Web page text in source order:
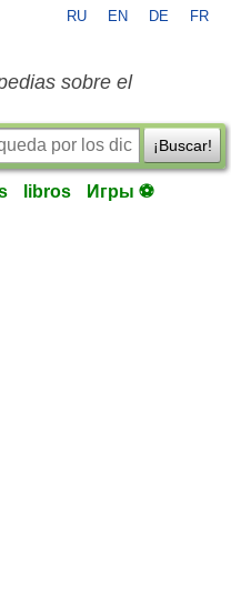
RU EN DE FR
sobre el
¡Buscar!
libros Игры ⚽